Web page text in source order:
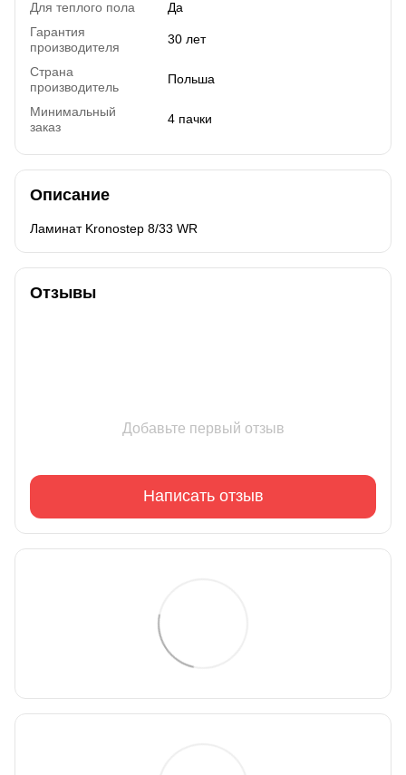
Для теплого пола
Да
Гарантия
производителя
30 лет
Страна
производитель
Польша
Минимальный
заказ
4 пачки
Описание
Ламинат Kronostep 8/33 WR
Отзывы
Добавьте первый отзыв
Написать отзыв